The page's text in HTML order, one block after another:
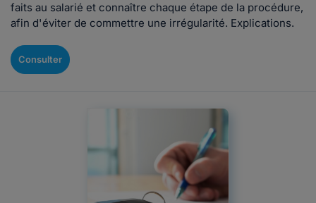
faits au salarié et connaître chaque étape de la procédure,
afin d'éviter de commettre une irrégularité. Explications.
Consulter